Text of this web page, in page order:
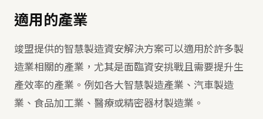
適用的產業
竣盟提供的智慧製造資安解決方案可以適用於許多製
造業相關的產業，尤其是面臨資安挑戰且需要提升生
產效率的產業。例如各大智慧製造產業、汽車製造
業、食品加工業、醫療或精密器材製造業。